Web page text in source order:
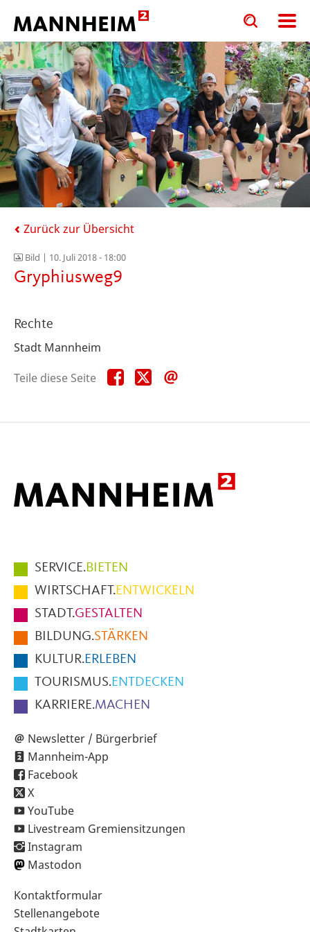
Toggle
search
input
form
Toggle
search
input
Zurück zur Übersicht
Bild | 10. Juli 2018 - 18:00
Gryphiusweg9
Rechte
Stadt Mannheim
Teile diese Seite
Teile
diese
Teile
diese
Hauptmenüpunkte
im
Fußbereich
der
Seite
SERVICE.BIETEN
WIRTSCHAFT.ENTWICKELN
STADT.GESTALTEN
BILDUNG.STÄRKEN
KULTUR.ERLEBEN
TOURISMUS.ENTDECKEN
KARRIERE.MACHEN
Newsletter / Bürgerbrief
Mannheim-App
Facebook
X
YouTube
Livestream Gremiensitzungen
Instagram
Mastodon
Sekundärnavigation
im
Kontaktformular
Stellenangebote